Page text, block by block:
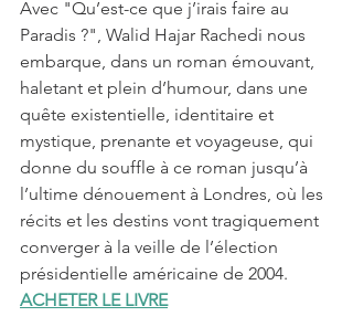
Avec "Qu’est-ce que j’irais faire au
Paradis ?", Walid Hajar Rachedi nous
embarque, dans un roman émouvant,
haletant et plein d’humour, dans une
quête existentielle, identitaire et
mystique, prenante et voyageuse, qui
donne du souffle à ce roman jusqu’à
l’ultime dénouement à Londres, où les
récits et les destins vont tragiquement
converger à la veille de l’élection
présidentielle américaine de 2004.
ACHETER LE LIVRE